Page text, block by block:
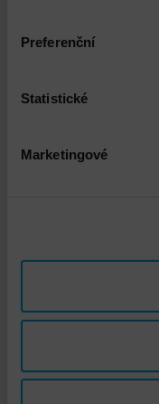
Preferenční
Statistické
Marketingové